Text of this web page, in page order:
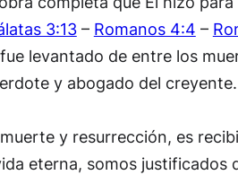
3:13– Romanos 4:4 –
levantado de entre los
y abogado del creyente.
y resurrección, es
eterna, somos justificados